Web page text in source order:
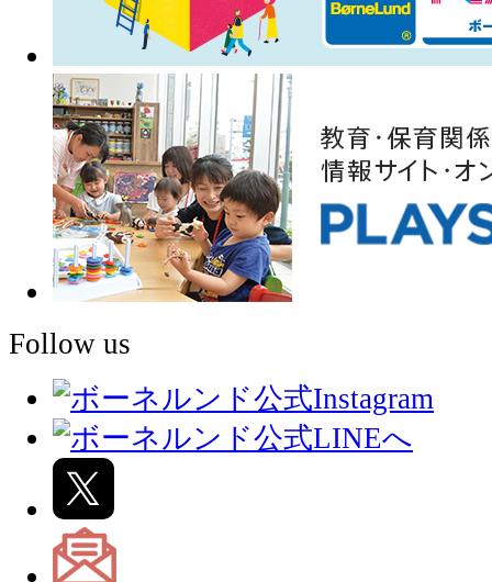
Follow us